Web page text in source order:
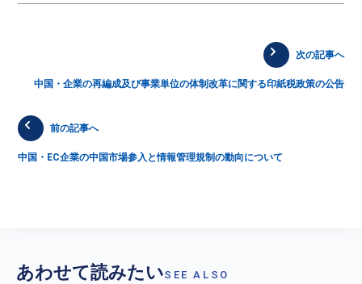
次の記事へ
中国・企業の再編成及び事業単位の体制改革に関する印紙税政策の公告
前の記事へ
中国・EC企業の中国市場参入と情報管理規制の動向について
あわせて読みたいSEE ALSO